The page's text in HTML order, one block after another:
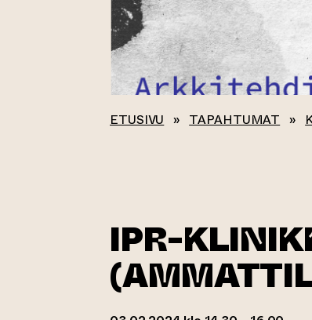
ETUSIVU » TAPAHTUMAT »
IPR-